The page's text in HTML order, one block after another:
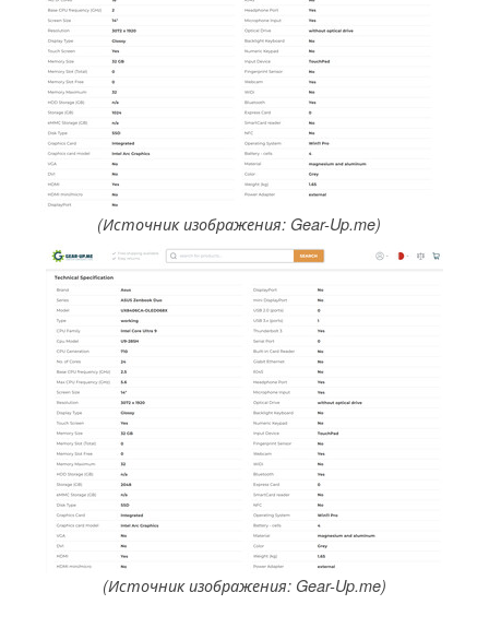
(Источник изображения: Gear-Up.me)
(Источник изображения: Gear-Up.me)